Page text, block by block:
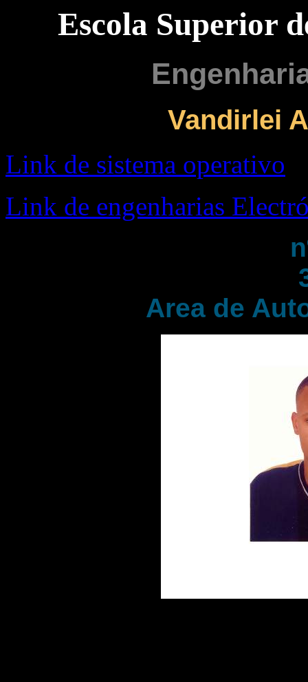
Escola Superior
Vandirlei
Link de sistema operativo
Link de engenharias
Area de